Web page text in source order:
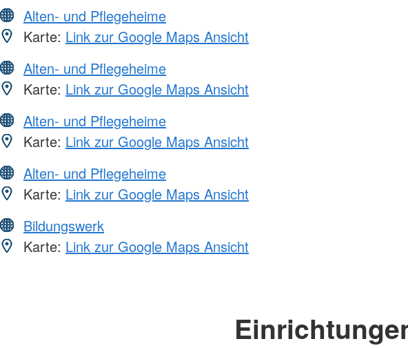
Alten- und Pflegeheime
Karte: Link zur Google Maps Ansicht
Alten- und Pflegeheime
Karte: Link zur Google Maps Ansicht
Alten- und Pflegeheime
Karte: Link zur Google Maps Ansicht
Alten- und Pflegeheime
Karte: Link zur Google Maps Ansicht
Bildungswerk
Karte: Link zur Google Maps Ansicht